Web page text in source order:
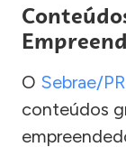
O Sebrae/PR
conteúdos